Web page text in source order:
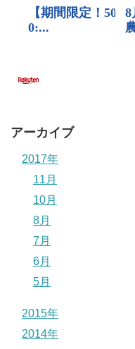
アーカイブ
2017年
11月
10月
8月
7月
6月
5月
2015年
2014年